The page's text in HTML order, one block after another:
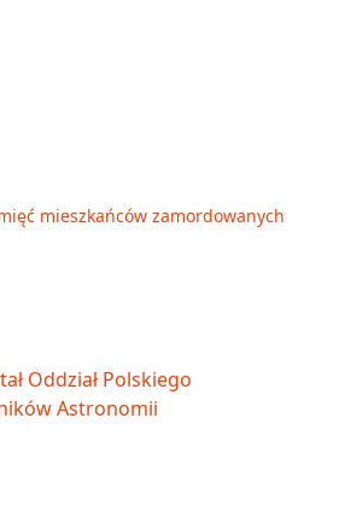
mieszkańców zamordowanych